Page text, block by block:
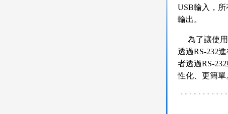
USB輸入，
輸出。
為了讓使用
透過RS-232
者透過RS-
性化、更簡單